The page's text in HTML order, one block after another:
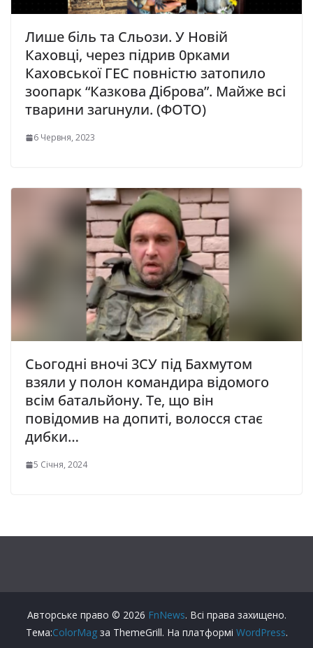
Лише біль та Сльози. У Новій
Каховці, через підрив 0рками
Каховської ГЕС повністю затопило
зоопарк “Казкова Діброва”. Майже всі
тварини заruнули. (ФОТО)
6 Червня, 2023
Сьогодні вночі 3CУ під Бaxмyтом
взяли y полон кօмaндиpа відомого
всім батальйону. Те, що він
повідомив на допиті, волосся стає
дибки…
5 Січня, 2024
Авторське право © 2026 FnNews. Всі права захищено.
Тема:ColorMagза ThemeGrill. На платформі WordPress.